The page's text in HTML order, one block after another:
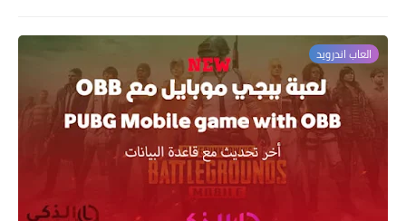
العاب اندرويد